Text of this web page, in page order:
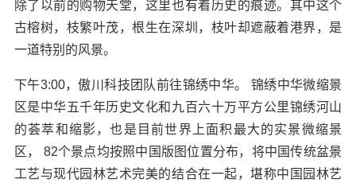
除了以前的购物天堂，这里也有着历史的痕迹。其中这个
古榕树，枝繁叶茂，根生在深圳，枝叶却遮蔽着港界，是
一道特别的风景。
下午3:00，傲川科技团队前往锦绣中华。 锦绣中华微缩景
区是中华五千年历史文化和九百六十万平方公里锦绣河山
的荟萃和缩影，也是目前世界上面积最大的实景微缩景
区， 82个景点均按照中国版图位置分布，将中国传统盆景
工艺与现代园林艺术完美的结合在一起，堪称中国园林艺